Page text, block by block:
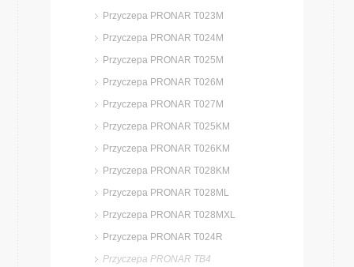
Przyczepa PRONAR T023M
Przyczepa PRONAR T024M
Przyczepa PRONAR T025M
Przyczepa PRONAR T026M
Przyczepa PRONAR T027M
Przyczepa PRONAR T025KM
Przyczepa PRONAR T026KM
Przyczepa PRONAR T028KM
Przyczepa PRONAR T028ML
Przyczepa PRONAR T028MXL
Przyczepa PRONAR T024R
Przyczepa PRONAR TB4